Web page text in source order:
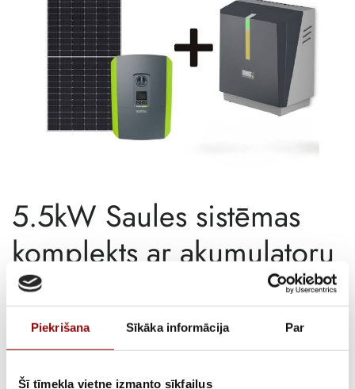
Piekrišana Sīkāka informācija Par
Šī tīmekļa vietne izmanto sīkfailus
5.5kW Saules sistēmas
komplekts ar akumulatoru
APRAKSTS
Komplekta cena – 8455.87 €(cena ar valsts atbalstu –
3455.87€)
Invertors KOSTAL PLENTICORE plus 5.5;